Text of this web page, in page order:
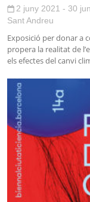
2 juny 2021 - 30
Sant Andreu
Exposició per donar a
propera la realitat de
els efectes del canvi